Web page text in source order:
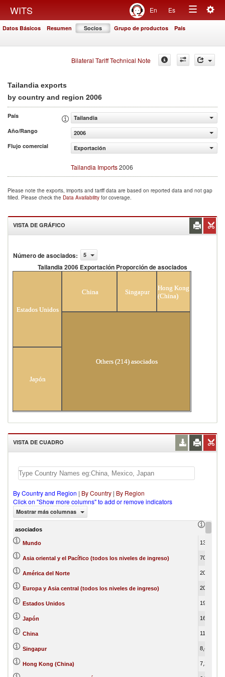
WITS En Es
Toggle
Datos Básicos Resumen Socios Grupo de productos País
Bilateral Tariff Technical Note
Tailandia exports
by country and region 2006
País
Tailandia
Año/Rango
2006
Flujo comercial
Exportación
Tailandia Imports2006
Please note the exports, imports and tariff data are based on reported data and not gap
filled. Please check the Data Availability for coverage.
VISTA DE GRÁFICO
Número de asociados: 5
Tailandia 2006 Exportación Proporción de asociados
Estados Unidos
Japón
China Singapur
Hong Kong
(China)
Others (214) asociados
VISTA DE CUADRO
By Country and Region | By Country | By Region
Click on "Show more columns" to add or remove indicators
Mostrar más columnas
asociados
Mundo
Asia oriental y el Pacífico (todos los niveles de ingreso)
América del Norte
Europa y Asia central (todos los niveles de ingreso)
Estados Unidos
Japón
China
Singapur
Hong Kong (China)